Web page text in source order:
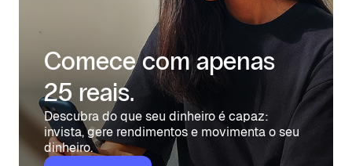
Comece com apenas
25 reais.
Descubra do que seu dinheiro é capaz:
invista, gere rendimentos e movimenta o seu
dinheiro.